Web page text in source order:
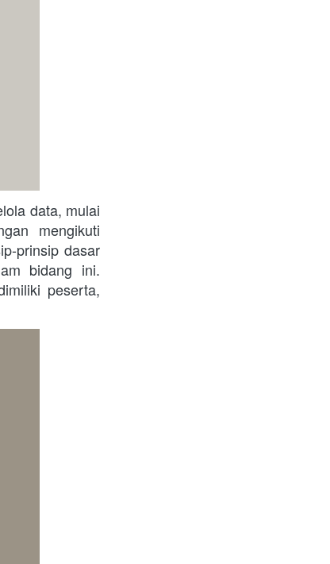
mengikuti
prinsip dasar
bidang ini.
peserta,